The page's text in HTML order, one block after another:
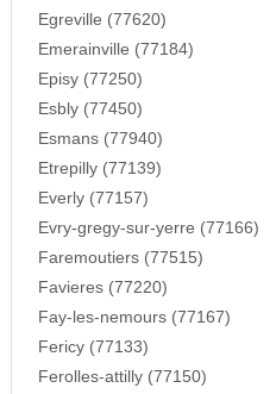
Egreville (77620)
Emerainville (77184)
Episy (77250)
Esbly (77450)
Esmans (77940)
Etrepilly (77139)
Everly (77157)
Evry-gregy-sur-yerre (77166)
Faremoutiers (77515)
Favieres (77220)
Fay-les-nemours (77167)
Fericy (77133)
Ferolles-attilly (77150)